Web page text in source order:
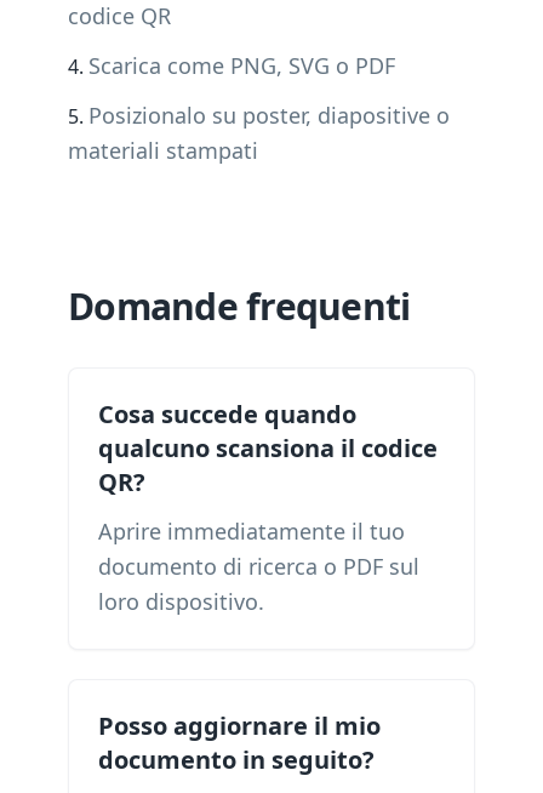
codice QR
Scarica come PNG, SVG o PDF
Posizionalo su poster, diapositive o
materiali stampati
Domande frequenti
Cosa succede quando
qualcuno scansiona il codice
QR?
Aprire immediatamente il tuo
documento di ricerca o PDF sul
loro dispositivo.
Posso aggiornare il mio
documento in seguito?